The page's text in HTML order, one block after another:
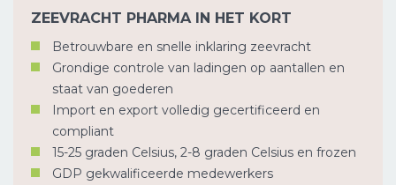
ZEEVRACHT PHARMA IN HET KORT
Betrouwbare en snelle inklaring zeevracht
Grondige controle van ladingen op aantallen en
staat van goederen
Import en export volledig gecertificeerd en
compliant
15-25 graden Celsius, 2-8 graden Celsius en frozen
GDP gekwalificeerde medewerkers